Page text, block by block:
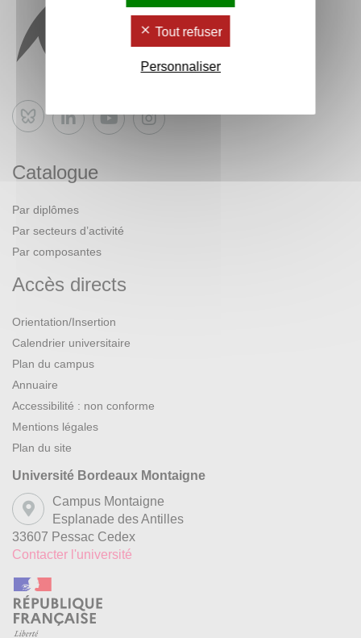
Bluesky
Catalogue
Par diplômes
Par secteurs d’activité
Par composantes
Accès directs
Orientation/Insertion
Calendrier universitaire
Plan du campus
Annuaire
Accessibilité : non conforme
Mentions légales
Plan du site
Université Bordeaux Montaigne
Campus Montaigne
Esplanade des Antilles
33607 Pessac Cedex
Contacter l'université
Tout refuser
Personnaliser